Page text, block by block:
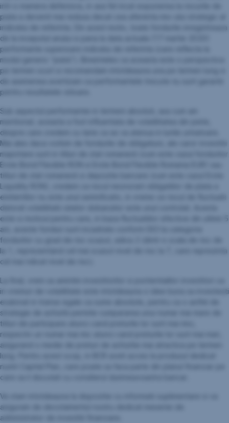
intr-o maniera defensiva, in asa fel incat expunerea la riscurile de
piata a devenit mai redusa decat cea aferenta mix-ului strategic al
indicelui de referinta. Din acest motiv, toate fondurile inregistreaza
de la inceputul anului si pana la data actuala (17 martie 2020)
performante superioare indicelui de referinta (care reflecta la
modul generic “piata”). Bineinteles ca aceasta este o perspectiva
pe termen scurt si recomandam intotdeauna una pe termen lung si
de asemenea avertizam ca performantele trecute nu sunt garantii
pentru rezultatele viitoare.
Sub aspectul performantei in termeni absoluti, asa cum am
mentionat, aceasta a fost influentata de volatilitatea din piete,
despre care credem cu tarie ca se va atenua in lunile urmatoare.
Mai ales daca vorbim de fondurile de obligatiuni, ale caror investitii
majoritare sunt in titluri de stat romanesti (cum este cazul fondurilor
Erste Bond Flexible RON si Erste Bond Flexible Romania EUR) sau
titluri de stat romanesti si depozite bancare (cum este cazul Erste
Liquidity RON), credem ca riscul neonorarii obligatiilor de plata a
emitentilor nu este unul semnificativ, in vreme ce riscul de fluctuatii
datorat volatilitatii ratelor dobanzilor este unul controlat. Acesta
este si motivul pentru care, in baza fluctuatiilor efective din ultimii 5
ani, aceste fonduri sunt incadrate conform DICI la categoria
fondurilor cu grad de risc scazut, adica 2 (dintr-o scala de risc de
cel mai ridicat nivel de risc).
La final, vrem sa amintim investitorilor si pontentialilor investitori ca
in vremuri de volatilitate este intotdeauna o idee buna sa investesti
esalonat in transe egale ca sume absolute, pentru ca o astfel de
strategie de achizitii permite cumpararea unui numar mai mare de
titluri de participare atunci cand preturile lor sunt mai mici,
respectiv un numar mai mic atunci cand preturile lor sunt mai mari,
asigurand o medie de preturi de achizitie mai atractiva pe termen
numit Capital Plan, care poate sa faca parte din planul financiar pe
care sa il discutati cu consilierul dumneavoastra bancar.
Va stam intotdeauna la dispozitie cu informatii suplimentare si va
asiguram de devotamentul nostru dedicat meseriei de
administrator de investitii financiare.